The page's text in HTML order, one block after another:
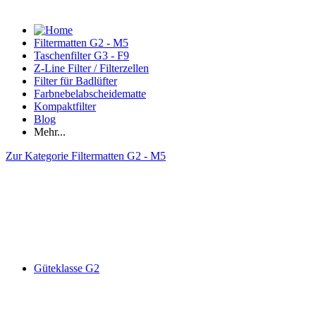
Filtermatten G2 - M5
Taschenfilter G3 - F9
Z-Line Filter / Filterzellen
Filter für Badlüfter
Farbnebelabscheidematte
Kompaktfilter
Blog
Mehr...
Zur Kategorie Filtermatten G2 - M5
Güteklasse G2